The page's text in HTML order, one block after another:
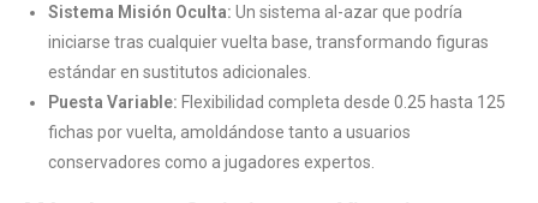
Sistema Misión Oculta: Un sistema al-azar que podría
iniciarse tras cualquier vuelta base, transformando figuras
estándar en sustitutos adicionales.
Puesta Variable: Flexibilidad completa desde 0.25 hasta 125
fichas por vuelta, amoldándose tanto a usuarios
conservadores como a jugadores expertos.